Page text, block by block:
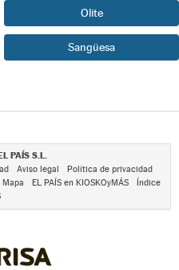
Olite
Sangüesa
PAÍS S.L.
Aviso legal
Política de privacidad
Mapa EL PAÍS en KIOSKOyMÁS
Índice